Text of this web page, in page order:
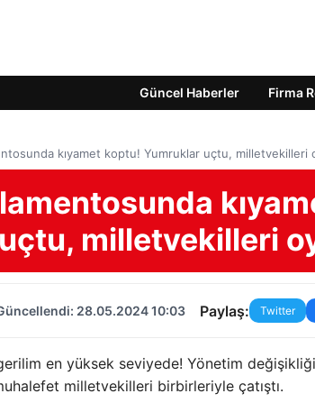
Güncel Haberler Firma
kıyamet koptu! Yumruklar uçtu, milletvekilleri
milletvekilleri
28.05.2024 10:03 Paylaş: Twitter
en yüksek seviyede! Yönetim
milletvekilleri birbirleriyle çatıştı.